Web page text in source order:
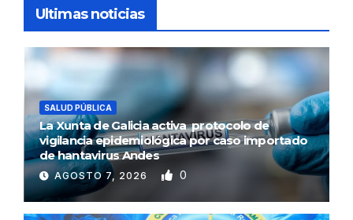
Ultimas noticias
SALUD PÚBLICA
La Xunta de Galicia activa protocolo de
vigilancia epidemiológica por caso importado
de hantavirus Andes
AGOSTO 7, 2026 0